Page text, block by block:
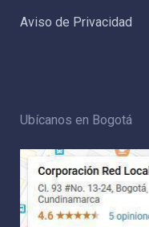
Aviso de Privacidad
Ubícanos en Bogotá